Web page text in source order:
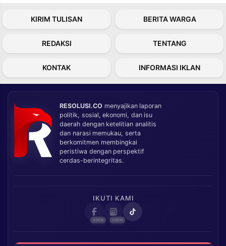
KIRIM TULISAN BERITA WARGA
REDAKSI TENTANG
KONTAK INFORMASI IKLAN
RESOLUSI.CO menyajikan laporan
politik, sosial, ekonomi, dan isu
daerah dengan ketelitian analitis
dan narasi memukau, serta
berkomitmen membingkai
peristiwa dengan perspektif
cerdas-berintegritas.
IKUTI KAMI